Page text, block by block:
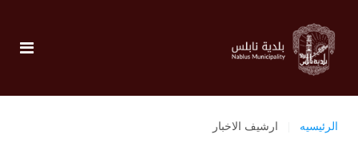
الرئيسيه ارشيف الاخبار